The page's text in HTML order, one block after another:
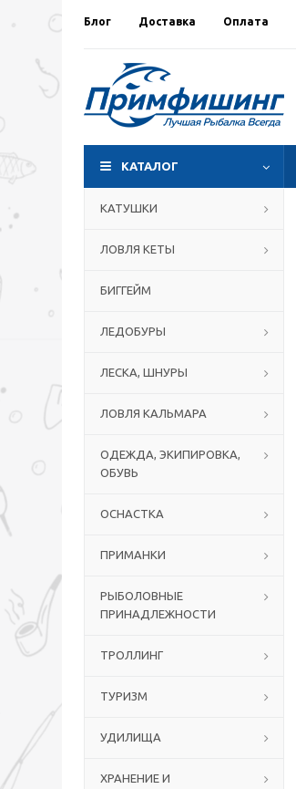
Блог Доставка Оплата
КАТАЛОГ
КАТУШКИ
ЛОВЛЯ КЕТЫ
БИГГЕЙМ
ЛЕДОБУРЫ
ЛЕСКА, ШНУРЫ
ЛОВЛЯ КАЛЬМАРА
ОДЕЖДА, ЭКИПИРОВКА,
ОБУВЬ
ОСНАСТКА
ПРИМАНКИ
РЫБОЛОВНЫЕ
ПРИНАДЛЕЖНОСТИ
ТРОЛЛИНГ
ТУРИЗМ
УДИЛИЩА
ХРАНЕНИЕ И